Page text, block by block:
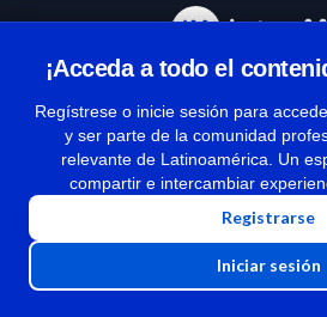
¡Acceda a todo el
Regístrese o inicie sesión para
y ser parte de la comunidad
relevante de Latinoamérica. Un
compartir e intercambiar
Registrarse
Iniciar sesión
Términos y
| Políticas de
| Todos los derechos reservados |